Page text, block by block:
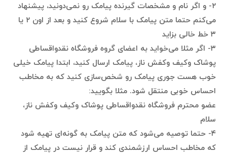
۲- و اگر نام و مشخصات گیرنده پیامک رو نمی‌دونید، پیشنهاد
می‌کنم حتما متن پیامک با سلام شروع کنید و بعد از اون ۲ یا
۳ خط خالی بزاید
۳- اگر مثلا می‌خواید به اعضای گروه فروشگاه نقدواقساطی
پوشاک وکیف وکفش ناز، پیامک ارسال کنید، ابتدا پیامک خیلی
خوب هست جوری پیامک رو شخص‌سازی کنید که به مخاطب
احساس خوبی منتقل شود. مثلا بگویید:
عضو محترم فروشگاه نقدواقساطی پوشاک وکیف وکفش ناز،
سلام
۴- حتما توصیه می‌شود که متن پیامک به گونه‌ای تهیه شود
که مخاطب احساس ارزشمندی کند و قرار نیست در پیامک از